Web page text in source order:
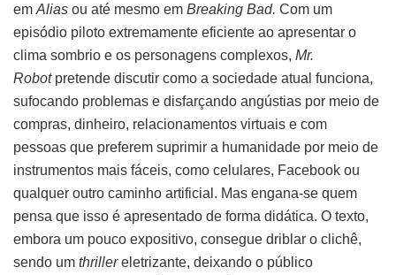
em Alias ou até mesmo em Breaking Bad. Com um
episódio piloto extremamente eficiente ao apresentar o
clima sombrio e os personagens complexos, Mr.
Robot pretende discutir como a sociedade atual funciona,
sufocando problemas e disfarçando angústias por meio de
compras, dinheiro, relacionamentos virtuais e com
pessoas que preferem suprimir a humanidade por meio de
instrumentos mais fáceis, como celulares, Facebook ou
qualquer outro caminho artificial. Mas engana-se quem
pensa que isso é apresentado de forma didática. O texto,
embora um pouco expositivo, consegue driblar o clichê,
sendo um thrillereletrizante, deixando o público